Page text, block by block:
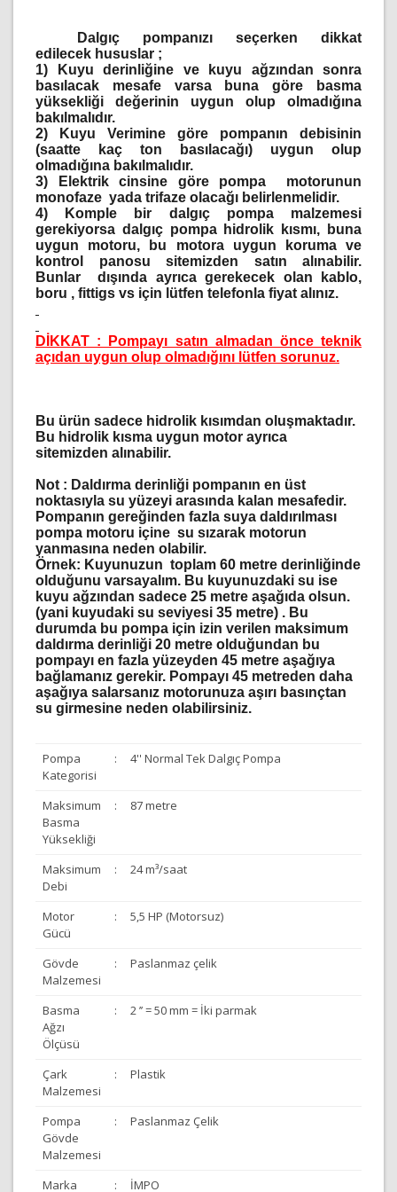
Dalgıç pompanızı seçerken dikkat
edilecek hususlar ;
1) Kuyu derinliğine ve kuyu ağzından sonra
basılacak mesafe varsa buna göre basma
yüksekliği değerinin uygun olup olmadığına
bakılmalıdır.
2) Kuyu Verimine göre pompanın debisinin
(saatte kaç ton basılacağı) uygun olup
olmadığına bakılmalıdır.
3) Elektrik cinsine göre pompa motorunun
monofaze yada trifaze olacağı belirlenmelidir.
4) Komple bir dalgıç pompa malzemesi
gerekiyorsa dalgıç pompa hidrolik kısmı, buna
uygun motoru, bu motora uygun koruma ve
kontrol panosu sitemizden satın alınabilir.
Bunlar dışında ayrıca gerekecek olan kablo,
boru , fittigs vs için lütfen telefonla fiyat alınız.
DİKKAT : Pompayı satın almadan önce teknik
açıdan uygun olup olmadığını lütfen sorunuz.
Bu ürün sadece hidrolik kısımdan oluşmaktadır.
Bu hidrolik kısma uygun motor ayrıca
sitemizden alınabilir.
Not : Daldırma derinliği pompanın en üst
noktasıyla su yüzeyi arasında kalan mesafedir.
Pompanın gereğinden fazla suya daldırılması
pompa motoru içine su sızarak motorun
yanmasına neden olabilir.
Örnek: Kuyunuzun toplam 60 metre derinliğinde
olduğunu varsayalım. Bu kuyunuzdaki su ise
kuyu ağzından sadece 25 metre aşağıda olsun.
(yani kuyudaki su seviyesi 35 metre) . Bu
durumda bu pompa için izin verilen maksimum
daldırma derinliği 20 metre olduğundan bu
pompayı en fazla yüzeyden 45 metre aşağıya
bağlamanız gerekir. Pompayı 45 metreden daha
aşağıya salarsanız motorunuza aşırı basınçtan
su girmesine neden olabilirsiniz.
Pompa
Kategorisi
: 4'' Normal Tek Dalgıç Pompa
Maksimum
Basma
Yüksekliği
: 87 metre
Maksimum
Debi
: 24 m³/saat
Motor
Gücü
: 5,5 HP (Motorsuz)
Gövde
Malzemesi
: Paslanmaz çelik
Basma
Ağzı
Ölçüsü
: 2 ’’ = 50 mm = İki parmak
Çark
Malzemesi
: Plastik
Pompa
Gövde
Malzemesi
: Paslanmaz Çelik
Marka : İMPO